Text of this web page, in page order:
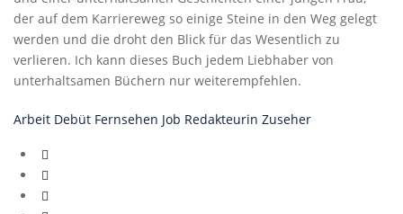
der auf dem Karriereweg so einige Steine in den Weg gelegt
werden und die droht den Blick für das Wesentlich zu
verlieren. Ich kann dieses Buch jedem Liebhaber von
unterhaltsamen Büchern nur weiterempfehlen.
Arbeit Debüt Fernsehen Job Redakteurin Zuseher